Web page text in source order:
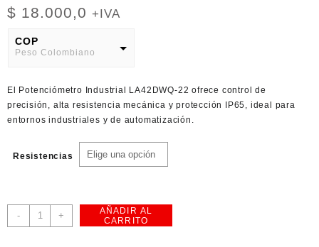
$ 18.000,0 +IVA
COP
Peso Colombiano
American Dollar
El Potenciómetro Industrial LA42DWQ-22 ofrece control de
precisión, alta resistencia mecánica y protección IP65, ideal para
entornos industriales y de automatización.
Resistencias
-
Potenciómetro
Industrial
+
AÑADIR AL
CARRITO